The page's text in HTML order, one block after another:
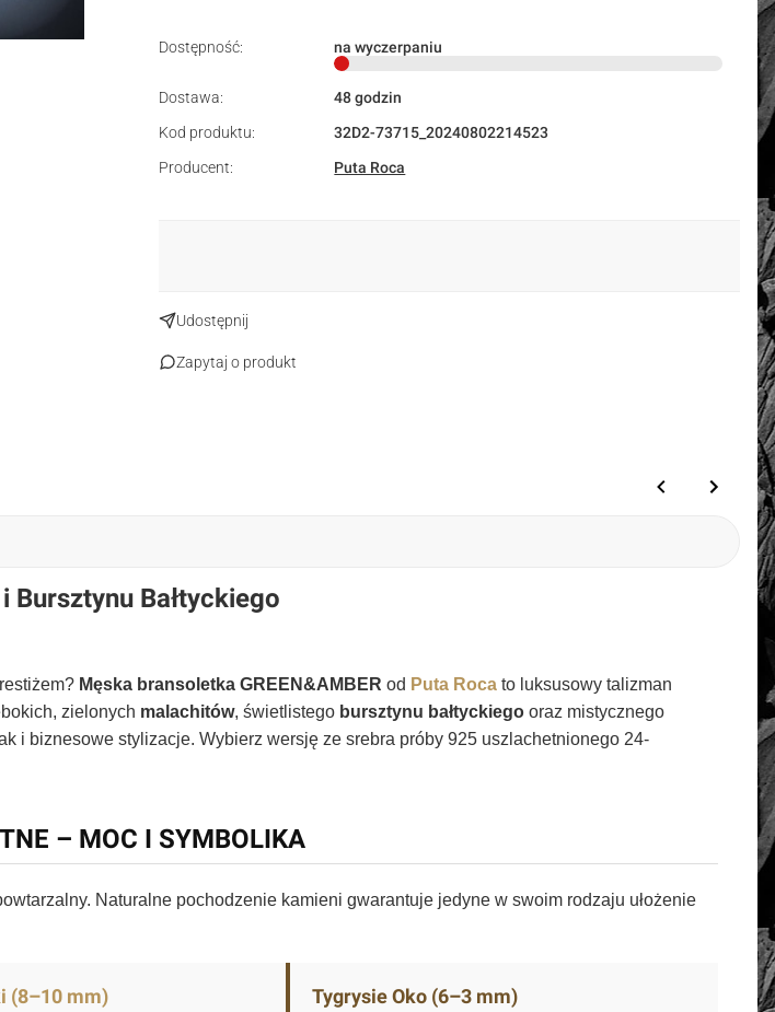
Dostępność: na wyczerpaniu
Dostawa:
48 godzin
Kod produktu:
32D2-73715_20240802214523
Producent:
Puta Roca
Udostępnij
Zapytaj o produkt
Bursztynu Bałtyckiego
Męska bransoletka GREEN&AMBER od Puta Roca to luksusowy talizman
zielonych malachitów, świetlistego bursztynu bałtyckiego oraz mistycznego
i biznesowe stylizacje. Wybierz wersję ze srebra próby 925 uszlachetnionego 24-
– MOC I SYMBOLIKA
Naturalne pochodzenie kamieni gwarantuje jedyne w swoim rodzaju ułożenie
(8–10 mm) Tygrysie Oko (6–3 mm)